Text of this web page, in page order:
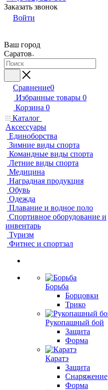
Заказать звонок
Войти
Ваш город
Саратов
Сравнение0
Избранные товары 0
Корзина 0
Каталог
Аксессуары
Единоборства
Зимние виды спорта
Командные виды спорта
Летние виды спорта
Медицина
Наградная продукция
Обувь
Одежда
Плавание и водное поло
Спортивное оборудование и
инвентарь
Туризм
Фитнес и спортзал
Борьба
Борцовки
Трико
Рукопашный бой
Защита
Форма
Каратэ
Защита
Снаряжение
Форма